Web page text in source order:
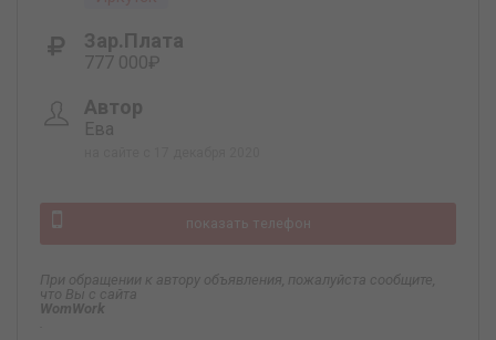
Зар.плата
777 000₽
Автор
Ева
показать телефон
При обращении к автору объявления, пожалуйста сообщите,
что Вы с сайта
WomWork